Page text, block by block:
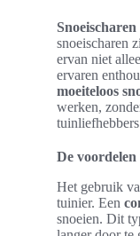
snoeischaren
ervan niet
ervaren
moeiteloos
werken,
De voordelen
Het gebruik
tuinier. Een
snoeien. Dit